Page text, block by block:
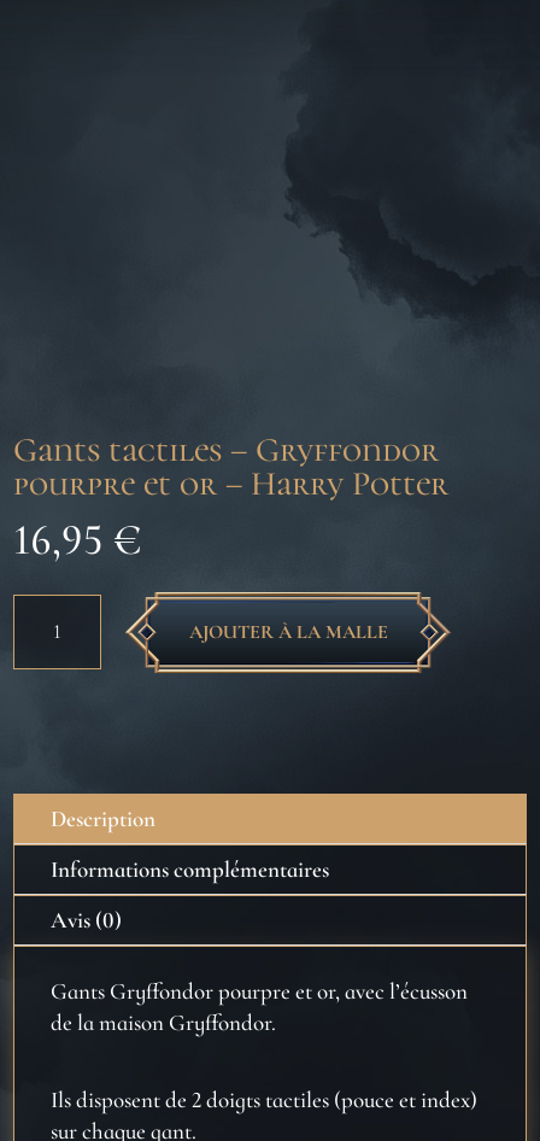
Gants tactiles – Gryffondor
pourpre et or – Harry Potter
16,95 €
Gants
pourpre
-
Harry
Potter
AJOUTER À LA MALLE
Description
Informations complémentaires
Avis (0)
Gants Gryffondor pourpre et or, avec l’écusson
de la maison Gryffondor.
Ils disposent de 2 doigts tactiles (pouce et index)
sur chaque gant.